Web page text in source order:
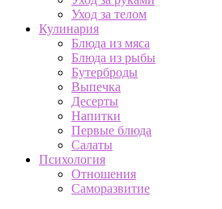
Уход за телом
Кулинария
Блюда из мяса
Блюда из рыбы
Бутерброды
Выпечка
Десерты
Напитки
Первые блюда
Салаты
Психология
Отношения
Саморазвитие